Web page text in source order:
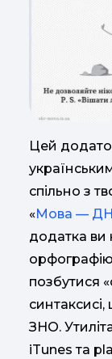
Цей
спільно з
«Мова —
додатка ви
позбутися
ЗНО.
iTunes та